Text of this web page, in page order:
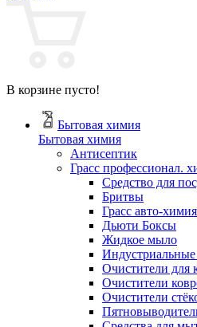
В корзине пусто!
Бытовая химия
Бытовая химия
Антисептик
Грасс профессионал.
Cредство для
Бритвы
Грасс авто-химия
Дьюти Боксы
Жидкое мыло
Индустриальные
Очистители для
Очистители
Очистители